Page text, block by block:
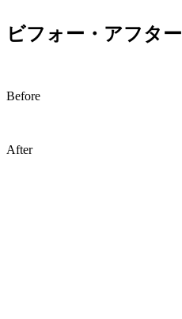
ビフォー・アフター
Before
After